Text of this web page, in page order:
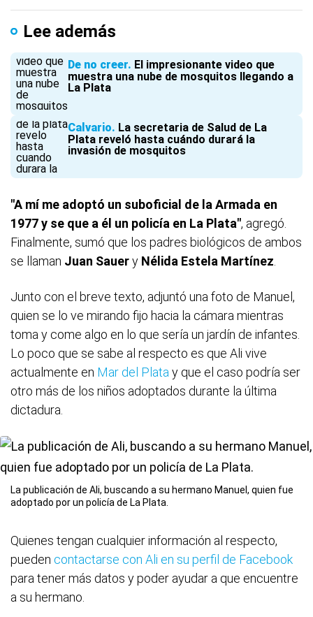
Lee además
De no creer El impresionante video que
muestra una nube de mosquitos llegando a
La Plata
Calvario La secretaria de Salud de La
Plata reveló hasta cuándo durará la
invasión de mosquitos
"A mí me adoptó un suboficial de la Armada en
1977 y se que a él un policía en La Plata", agregó.
Finalmente, sumó que los padres biológicos de ambos
se llaman Juan Sauery Nélida Estela Martínez
Junto con el breve texto, adjuntó una foto de Manuel,
quien se lo ve mirando fijo hacia la cámara mientras
toma y come algo en lo que sería un jardín de infantes.
Lo poco que se sabe al respecto es que Ali vive
actualmente en Mar del Plata y que el caso podría ser
otro más de los niños adoptados durante la última
dictadura.
La publicación de Ali, buscando a su hermano Manuel, quien fue
adoptado por un policía de La Plata.
Quienes tengan cualquier información al respecto,
pueden contactarse con Ali en su perfil de Facebook
para tener más datos y poder ayudar a que encuentre
a su hermano.